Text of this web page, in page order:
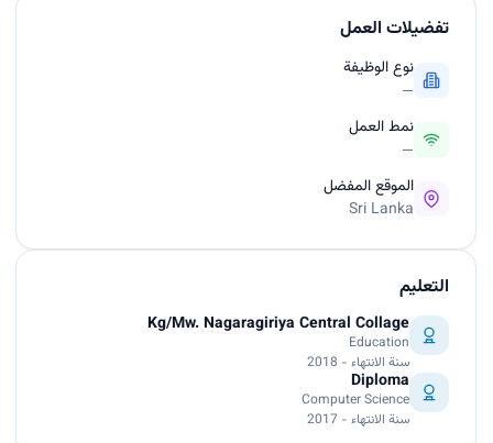
تفضيلات العمل
نوع الوظيفة
—
نمط العمل
—
الموقع المفضل
Sri Lanka
التعليم
Kg/Mw. Nagaragiriya Central Collage
Education
سنة الانتهاء - 2018
Diploma
Computer Science
سنة الانتهاء - 2017